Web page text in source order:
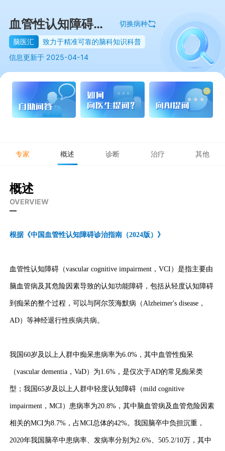
血管性认知障碍
（含血管性痴呆）
切换病种
脑医汇
致力于精准可靠的脑科知识科普
信息更新于 2025-04-14
专家 概述 诊断 治疗 其他
概述
OVERVIEW
根据《中国血管性认知障碍诊治指南（2024版）》
血管性认知障碍（vascular cognitive impairment，VCI）是指主要由
脑血管病及其危险因素导致的认知功能障碍，包括从轻度认知障碍
到痴呆的整个过程，可以与阿尔茨海默病（Alzheimer′s disease，
AD）等神经退行性疾病共病。
我国60岁及以上人群中痴呆患病率为6.0%，其中血管性痴呆
（vascular dementia，VaD）为1.6%，是仅次于AD的常见痴呆类
型；我国65岁及以上人群中轻度认知障碍（mild cognitive
impairment，MCI）患病率为20.8%，其中脑血管病及血管危险因素
相关的MCI为8.7%，占MCI总体的42%。我国脑卒中负担沉重，
2020年我国脑卒中患病率、发病率分别为2.6%、505.2/10万，其中